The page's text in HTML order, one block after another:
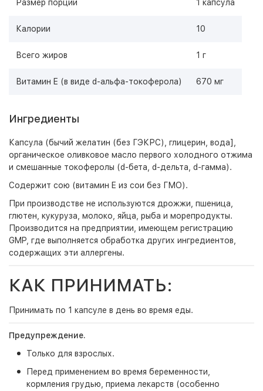
Размер порции 1 капсула
Калории 10
Всего жиров 1 г
Витамин E (в виде d-альфа-токоферола) 670 мг
Ингредиенты
Капсула (бычий желатин (без ГЭКРС), глицерин, вода],
органическое оливковое масло первого холодного отжима
и смешанные токоферолы (d-бета, d-дельта, d-гамма).
Содержит сою (витамин E из сои без ГМО).
При производстве не используются дрожжи, пшеница,
глютен, кукуруза, молоко, яйца, рыба и морепродукты.
Производится на предприятии, имеющем регистрацию
GMP, где выполняется обработка других ингредиентов,
содержащих эти аллергены.
КАК ПРИНИМАТЬ:
Принимать по 1 капсуле в день во время еды.
Предупреждение.
Только для взрослых.
Перед применением во время беременности,
кормления грудью, приема лекарств (особенно